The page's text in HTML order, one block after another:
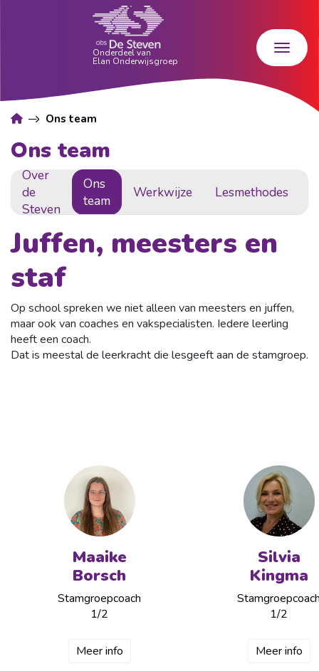
Ons team
Ons team
Over
de
Steven
Ons
team
Werkwijze Lesmethodes
Juffen, meesters en
staf
Op school spreken we niet alleen van meesters en juffen,
maar ook van coaches en vakspecialisten. Iedere leerling
heeft een coach.
Dat is meestal de leerkracht die lesgeeft aan de stamgroep.
Maaike
Borsch
Stamgroepcoach
1/2
Meer info
Silvia
Kingma
1/2
Meer info